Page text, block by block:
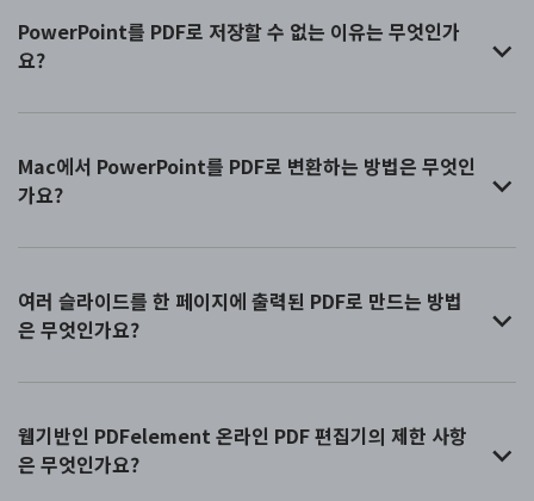
PowerPoint를 PDF로 저장할 수 없는 이유는 무엇인가
요?
Mac에서 PowerPoint를 PDF로 변환하는 방법은 무엇인
가요?
여러 슬라이드를 한 페이지에 출력된 PDF로 만드는 방법
은 무엇인가요?
웹기반인 PDFelement 온라인 PDF 편집기의 제한 사항
은 무엇인가요?